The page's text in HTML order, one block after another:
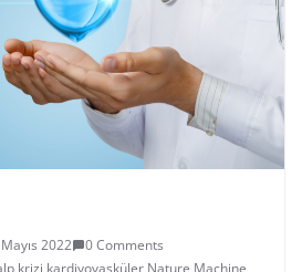
2022
0 Comments